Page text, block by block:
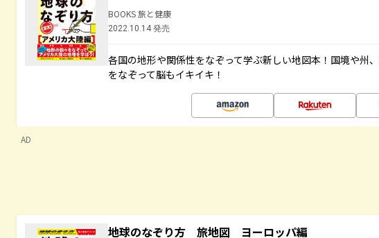
BOOKS 旅と健康
2022.10.14 発売
各国の地形や関係性をなぞって学ぶ新しい地図本！国境や州
をなぞって脳もイキイキ！
AD
地球のなぞり方 旅地図 ヨーロッパ編